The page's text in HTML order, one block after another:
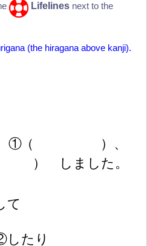
Lifelines next to the
(the hiragana above kanji).
①（ ） 、
） しました。
たり